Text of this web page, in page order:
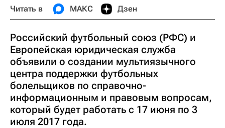
Читать в МАКС Дзен
Российский футбольный союз (РФС) и
Европейская юридическая служба
объявили о создании мультиязычного
центра поддержки футбольных
болельщиков по справочно-
информационным и правовым вопросам,
который будет работать с 17 июня по 3
июля 2017 года.